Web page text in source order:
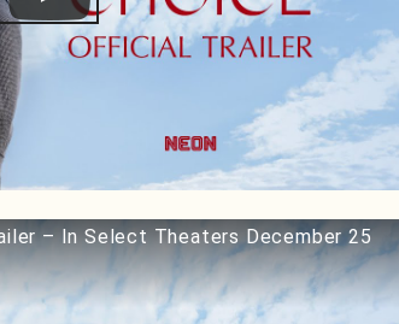
– In Select Theaters December 25